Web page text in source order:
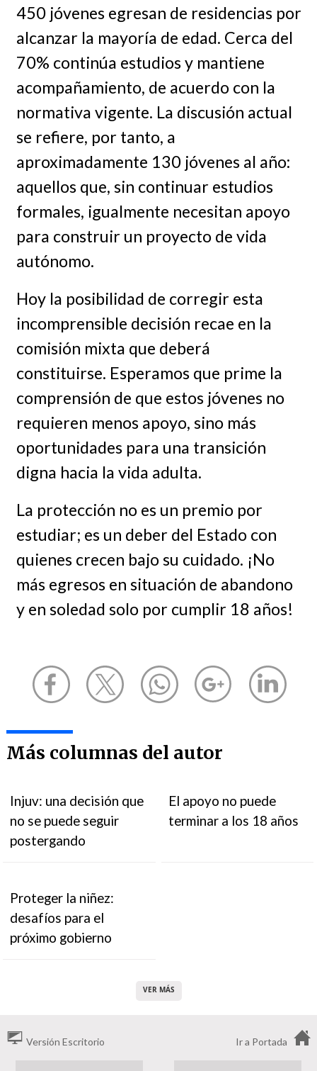
450 jóvenes egresan de residencias por
alcanzar la mayoría de edad. Cerca del
70% continúa estudios y mantiene
acompañamiento, de acuerdo con la
normativa vigente. La discusión actual
se refiere, por tanto, a
aproximadamente 130 jóvenes al año:
aquellos que, sin continuar estudios
formales, igualmente necesitan apoyo
para construir un proyecto de vida
autónomo.
Hoy la posibilidad de corregir esta
incomprensible decisión recae en la
comisión mixta que deberá
constituirse. Esperamos que prime la
comprensión de que estos jóvenes no
requieren menos apoyo, sino más
oportunidades para una transición
digna hacia la vida adulta.
La protección no es un premio por
estudiar; es un deber del Estado con
quienes crecen bajo su cuidado. ¡No
más egresos en situación de abandono
y en soledad solo por cumplir 18 años!
Más columnas del autor
Injuv: una decisión que
no se puede seguir
postergando
El apoyo no puede
terminar a los 18 años
Proteger la niñez:
desafíos para el
próximo gobierno
VER MÁS
Versión Escritorio Ir a Portada